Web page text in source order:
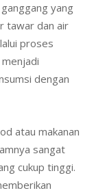
yang
tawar dan air
proses
dengan
atau makanan
sangat
cukup tinggi.